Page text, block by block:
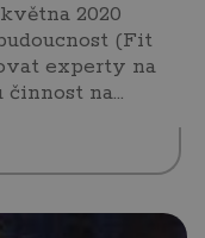
2020
(Fit
experty na
na…